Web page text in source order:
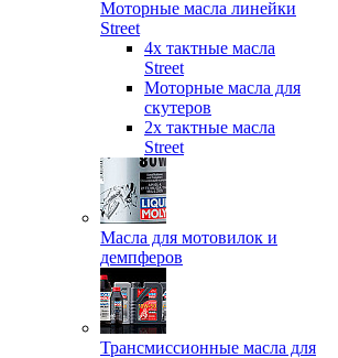
Моторные масла линейки
Street
4х тактные масла
Street
Моторные масла для
скутеров
2х тактные масла
Street
Масла для мотовилок и
демпферов
Трансмиссионные масла для